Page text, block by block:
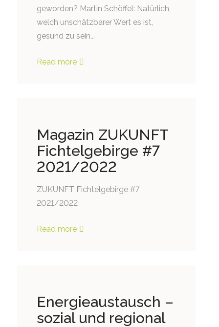
geworden? Martin Schöffel: Natürlich,
welch unschätzbarer Wert es ist,
gesund zu sein...
Read more
Magazin ZUKUNFT
Fichtelgebirge #7
2021/2022
ZUKUNFT Fichtelgebirge #7
2021/2022
Read more
Energieaustausch –
sozial und regional